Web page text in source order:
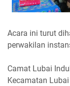
Acara ini turut
perwakilan
Camat Lubai
Kecamatan